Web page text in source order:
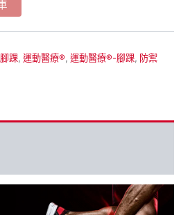
腳踝, 運動醫療®, 運動醫療®-腳踝, 防禦